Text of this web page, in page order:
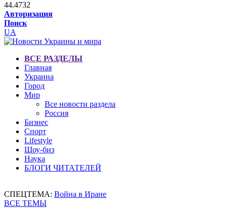
44.4732
Авторизация
Поиск
UA
ВСЕ РАЗДЕЛЫ
Главная
Украина
Город
Мир
Все новости раздела
Россия
Бизнес
Спорт
Lifestyle
Шоу-биз
Наука
БЛОГИ ЧИТАТЕЛЕЙ
СПЕЦТЕМА: Война в Иране
ВСЕ ТЕМЫ